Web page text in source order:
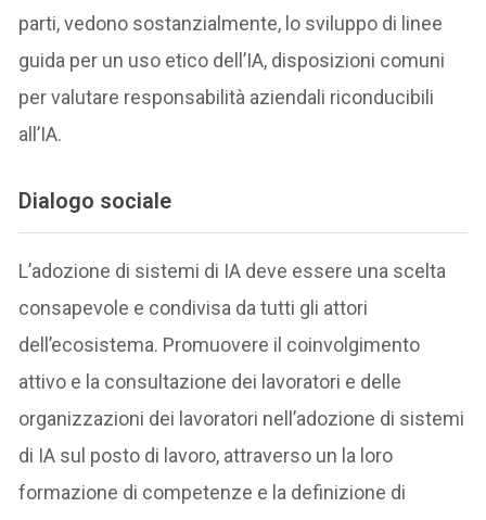
parti, vedono sostanzialmente, lo sviluppo di linee
guida per un uso etico dell’IA, disposizioni comuni
per valutare responsabilità aziendali riconducibili
all’IA.
Dialogo sociale
L’adozione di sistemi di IA deve essere una scelta
consapevole e condivisa da tutti gli attori
dell’ecosistema. Promuovere il coinvolgimento
attivo e la consultazione dei lavoratori e delle
organizzazioni dei lavoratori nell’adozione di sistemi
di IA sul posto di lavoro, attraverso un la loro
formazione di competenze e la definizione di